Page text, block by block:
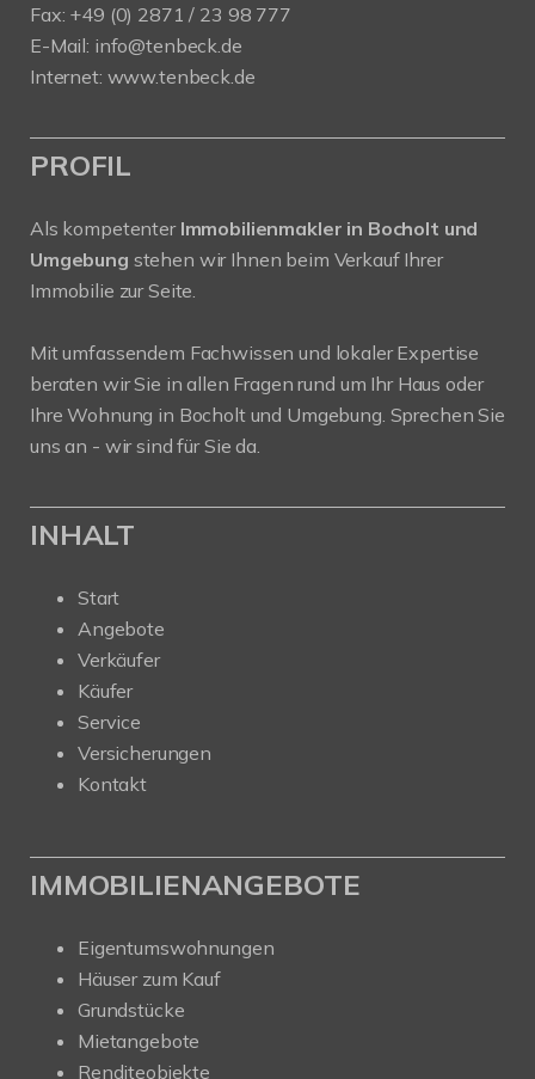
Fax: +49 (0) 2871 / 23 98 777
E-Mail: info@tenbeck.de
Internet: www.tenbeck.de
PROFIL
Als kompetenter Immobilienmakler in Bocholt und
Umgebung stehen wir Ihnen beim Verkauf Ihrer
Immobilie zur Seite.
Mit umfassendem Fachwissen und lokaler Expertise
beraten wir Sie in allen Fragen rund um Ihr Haus oder
Ihre Wohnung in Bocholt und Umgebung. Sprechen Sie
uns an - wir sind für Sie da.
INHALT
Start
Angebote
Verkäufer
Käufer
Service
Versicherungen
Kontakt
IMMOBILIENANGEBOTE
Eigentumswohnungen
Häuser zum Kauf
Grundstücke
Mietangebote
Renditeobjekte